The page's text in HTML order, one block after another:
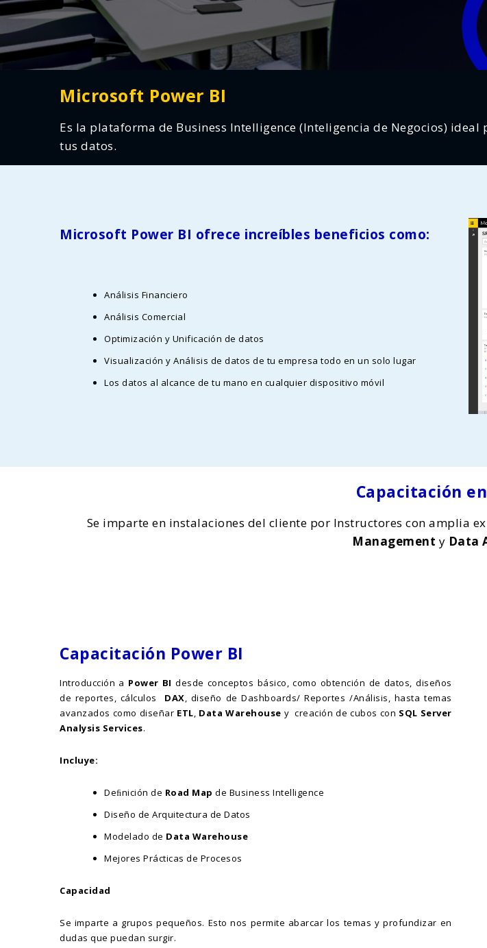
Microsoft Power BI
Es la plataforma de Business Intelligence (Inteligencia de Negocios)
tus datos.
Microsoft Power BI ofrece increíbles beneficios como:
Análisis Financiero
Análisis Comercial
Optimización y Unificación de datos
Visualización y Análisis de datos de tu empresa todo en un solo lugar
Los datos al alcance de tu mano en cualquier dispositivo móvil
Capacitación
Se imparte en instalaciones del cliente por Instructores con amplia
Management y Data
Capacitación Power BI
Introducción a Power BI desde conceptos básico, como obtención de datos, diseños
de reportes, cálculos
DAX , diseño de Dashboards/ Reportes /Análisis, hasta temas
avanzados como diseñar ETL Data Warehouse y creación de cubos con SQL Server
Analysis Services.
Incluye:
Deﬁnición de Road Map de Business Intelligence
Diseño de Arquitectura de Datos
Modelado de Data Warehouse
Mejores Prácticas de Procesos
Capacidad
Se imparte a grupos pequeños. Esto nos permite abarcar los temas y profundizar en
dudas que puedan surgir.